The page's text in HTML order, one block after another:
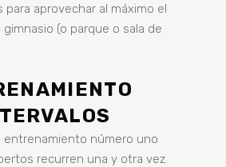
para aprovechar al máximo el
(o parque o sala de
entrenamiento número uno
recurren una y otra vez